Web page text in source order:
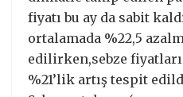
fiyatı bu ay da sabit
ortalamada %22,5
edilirken,sebze
%21’lik artış tespit